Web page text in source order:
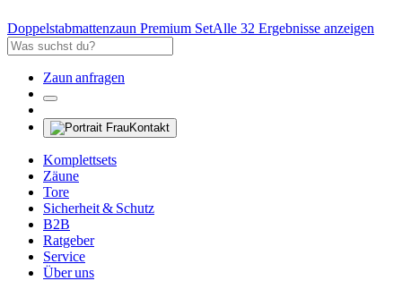
Doppelstabmattenzaun Premium SetAlle 32 Ergebnisse anzeigen
Zaun anfragen
Kontakt
Komplettsets
Zäune
Tore
Sicherheit & Schutz
B2B
Ratgeber
Service
Über uns